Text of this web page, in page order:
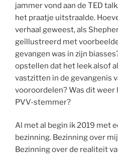
jammer vond aan de TED
het praatje uitstraalde.
verhaal geweest, als
geïllustreerd met
gevangen was in zijn
opstellen dat het leek alsof
vastzitten in de gevangenis
vooroordelen? Was dit weer
PVV-stemmer?
Al met al begin ik 2019 met
bezinning. Bezinning over
Bezinning over de realiteit